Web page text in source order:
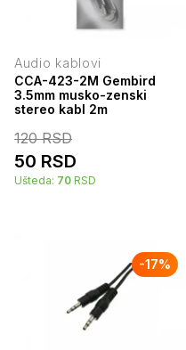
Audio kablovi
CCA-423-2M Gembird
3.5mm musko-zenski
stereo kabl 2m
120RSD
50 RSD
Ušteda: 70 RSD
-17%